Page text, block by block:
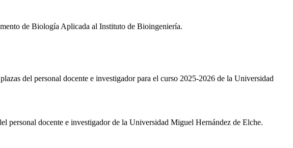
de Biología Aplicada al Instituto de Bioingeniería.
del personal docente e investigador para el curso 2025-2026 de la Universidad
personal docente e investigador de la Universidad Miguel Hernández de Elche.